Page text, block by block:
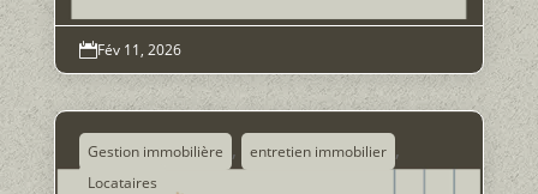
Fév 11, 2026
Gestion immobilière , entretien immobilier ,
Locataires